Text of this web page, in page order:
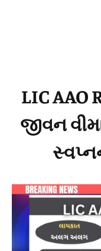
LIC AAO
જીવન